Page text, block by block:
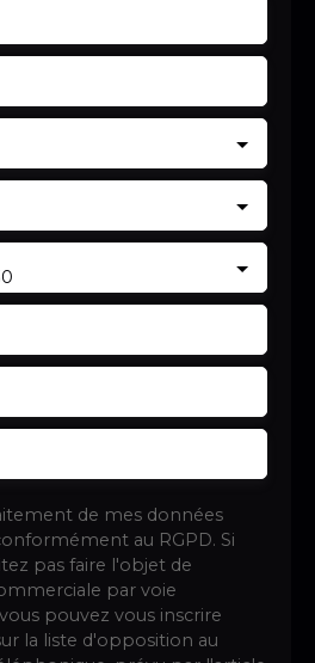
de mes données
au RGPD. Si
pas faire l'objet de
par voie
pouvez vous inscrire
la liste d'opposition au